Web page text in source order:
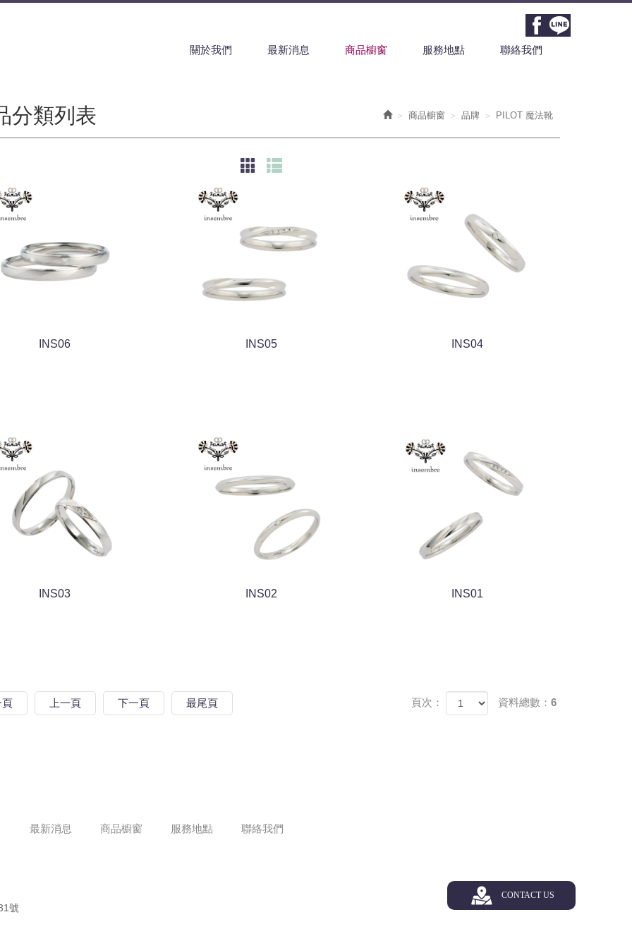
關於我們 最新消息 商品櫥窗 服務地點 聯絡我們
商品櫥窗 品牌 PILOT 魔法靴
分類列表
INS06 INS05 INS04
INS03 INS02 INS01
上一頁 下一頁 最尾頁 頁次： 資料總數：6
最新消息 商品櫥窗 服務地點 聯絡我們
號
CONTACT US